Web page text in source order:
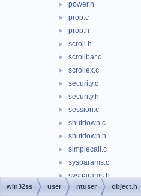
► power.h
► prop.c
► prop.h
► scroll.h
► scrollbar.c
► scrollex.c
► security.c
► security.h
► session.c
► shutdown.c
► shutdown.h
► simplecall.c
► sysparams.c
► sysparams.h
► tags.h
win32ss user ntuser object.h